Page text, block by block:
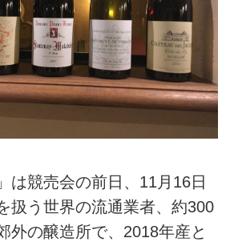
は競売会の前日、11月16日
扱う世界の流通業者、約300
外の醸造所で、2018年産と